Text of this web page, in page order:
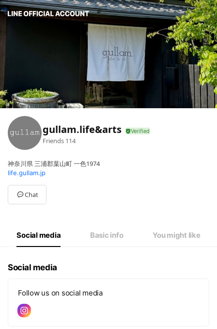
gullam.life&arts
Friends 114
神奈川県 三浦郡葉山町 一色1974
life.gullam.jp
Chat
Social media Basic info You might like
Social media
Follow us on social media